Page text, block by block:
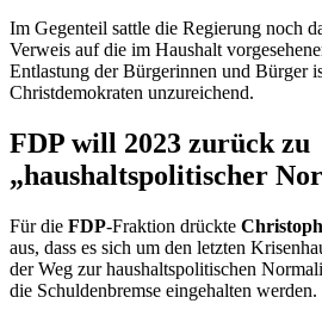
Im Gegenteil sattle die Regierung noch
Verweis auf die im Haushalt
Entlastung der Bürgerinnen und Bürger
Christdemokraten unzureichend.
FDP will 2023 zurück zu
„haushaltspolitischer
Für die FDP-Fraktion drückte
aus, dass es sich um den letzten
der Weg zur haushaltspolitischen
die Schuldenbremse eingehalten werden.